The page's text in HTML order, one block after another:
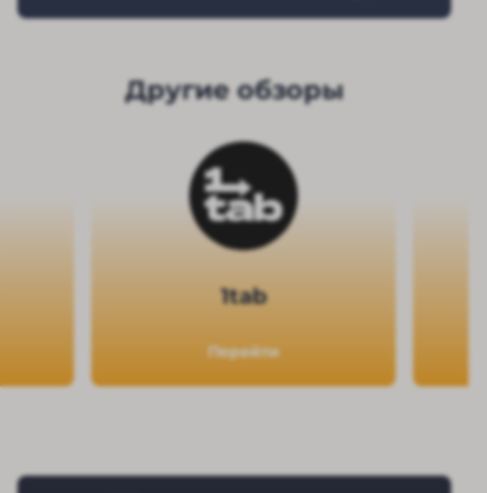
Другие обзоры
1tab
Перейти